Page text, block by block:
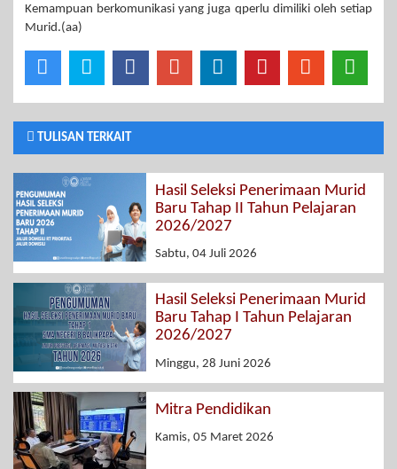
Kemampuan berkomunikasi yang juga qperlu dimiliki oleh setiap
Murid.(aa)
TULISAN TERKAIT
Hasil Seleksi Penerimaan Murid
Baru Tahap II Tahun Pelajaran
2026/2027
Sabtu, 04 Juli 2026
Hasil Seleksi Penerimaan Murid
Baru Tahap I Tahun Pelajaran
2026/2027
Minggu, 28 Juni 2026
Mitra Pendidikan
Kamis, 05 Maret 2026